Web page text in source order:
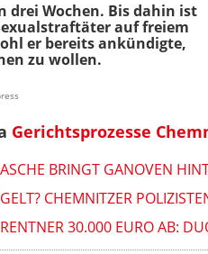
drei Wochen. Bis dahin ist
auf freiem
er bereits ankündigte,
zu wollen.
Gerichtsprozesse
BRINGT GANOVEN
CHEMNITZER
30.000 EURO AB: